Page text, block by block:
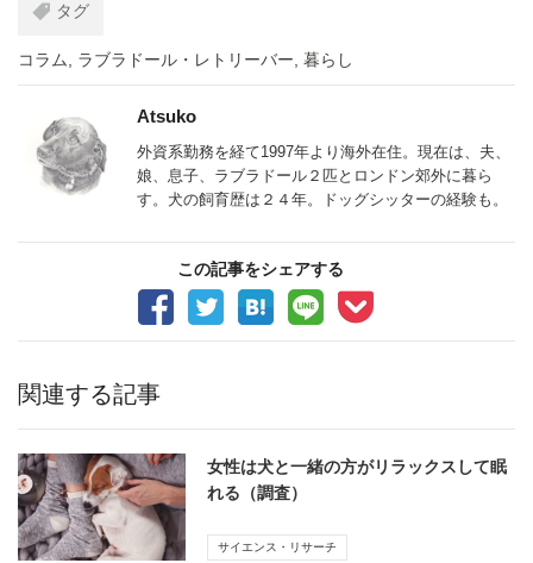
タグ
コラム, ラブラドール・レトリーバー, 暮らし
Atsuko
外資系勤務を経て1997年より海外在住。現在は、夫、
娘、息子、ラブラドール２匹とロンドン郊外に暮ら
す。犬の飼育歴は２４年。ドッグシッターの経験も。
この記事をシェアする
関連する記事
女性は犬と一緒の方がリラックスして眠
れる（調査）
サイエンス・リサーチ